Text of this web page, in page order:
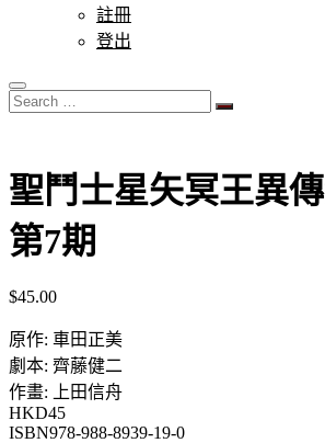
註冊
登出
Search
…
聖鬥士星矢冥王異
第7期
$45.00
原作: 車田正美
劇本: 齊藤健二
作畫: 上田信舟
HKD45
ISBN978-988-8939-19-0